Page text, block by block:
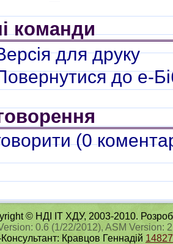
команди
для друку
до e-
(0
© НДІ ІТ ХДУ, 2003-2010.
0.6 (1/22/2012), ASM Version:
Консультант: Кравцов Геннадій